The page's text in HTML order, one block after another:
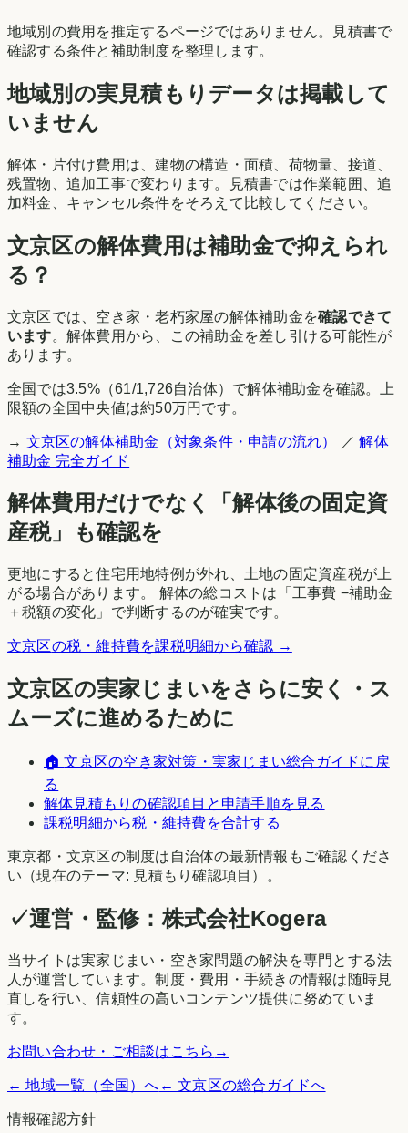
地域別の費用を推定するページではありません。見積書で
確認する条件と補助制度を整理します。
地域別の実見積もりデータは掲載して
いません
解体・片付け費用は、建物の構造・面積、荷物量、接道、
残置物、追加工事で変わります。見積書では作業範囲、追
加料金、キャンセル条件をそろえて比較してください。
文京区の解体費用は補助金で抑えられ
る？
文京区では、空き家・老朽家屋の解体補助金を確認できて
います。解体費用から、この補助金を差し引ける可能性が
あります。
全国では3.5%（61/1,726自治体）で解体補助金を確認。上
限額の全国中央値は約50万円です。
→ 文京区の解体補助金（対象条件・申請の流れ） ／解体
補助金 完全ガイド
解体費用だけでなく「解体後の固定資
産税」も確認を
更地にすると住宅用地特例が外れ、土地の固定資産税が上
がる場合があります。 解体の総コストは「工事費 −補助金
＋税額の変化」で判断するのが確実です。
文京区の税・維持費を課税明細から確認 →
文京区の実家じまいをさらに安く・ス
ムーズに進めるために
🏠文京区の空き家対策・実家じまい総合ガイドに戻
る
解体見積もりの確認項目と申請手順を見る
課税明細から税・維持費を合計する
東京都 ・ 文京区の制度は自治体の最新情報もご確認くださ
い（現在のテーマ: 見積もり確認項目 ）。
✓運営・監修：株式会社Kogera
当サイトは実家じまい・空き家問題の解決を専門とする法
人が運営しています。制度・費用・手続きの情報は随時見
直しを行い、信頼性の高いコンテンツ提供に努めていま
す。
お問い合わせ・ご相談はこちら →
← 地域一覧（全国）へ ←文京区の総合ガイドへ
情報確認方針